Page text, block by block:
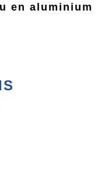
en aluminium